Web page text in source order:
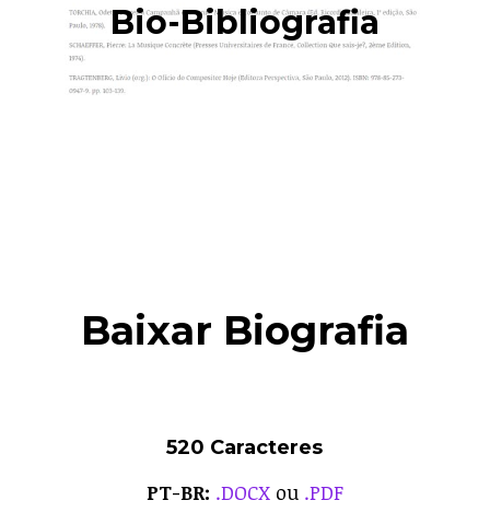
Bio-Bibliografia
Baixar Biografia
520 Caracteres
PT-BR: .DOCXou .PDF